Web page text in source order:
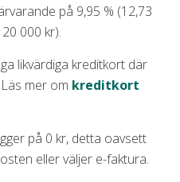
på 9,95 % (12,73
000 kr).
likvärdiga kreditkort där
mer om kreditkort
på 0 kr, detta oavsett
eller väljer e-faktura.